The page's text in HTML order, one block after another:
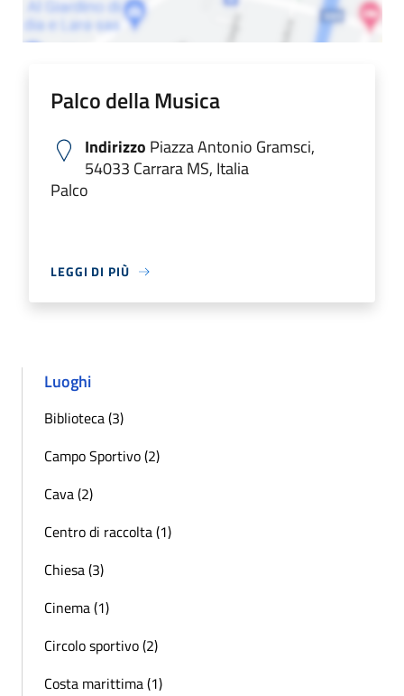
Palco della Musica
Indirizzo Piazza Antonio Gramsci,
54033 Carrara MS, Italia
Palco
LEGGI DI PIÙ
Luoghi
Biblioteca (3)
Campo Sportivo (2)
Cava (2)
Centro di raccolta (1)
Chiesa (3)
Cinema (1)
Circolo sportivo (2)
Costa marittima (1)